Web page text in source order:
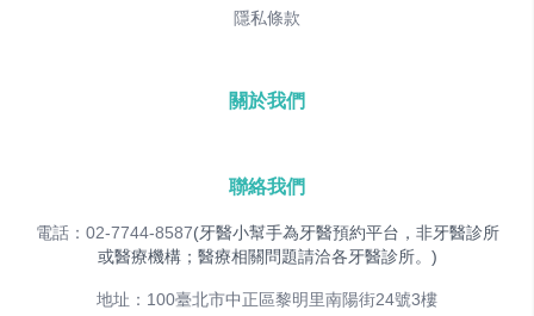
隱私條款
關於我們
聯絡我們
電話：02-7744-8587(牙醫小幫手為牙醫預約平台，非牙醫診所
或醫療機構；醫療相關問題請洽各牙醫診所。)
地址：100臺北市中正區黎明里南陽街24號3樓